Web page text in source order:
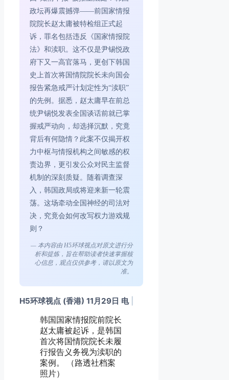
政坛再爆震撼弹——前国家情报
院院长赵太庸被特检组正式起
诉，罪名包括违反《国家情报院
法》和渎职。这不仅是尹锡悦政
府下又一高官落马，更创下韩国
史上首次将国情院院长未向国会
报告紧急戒严计划定性为“渎职”
的先例。据悉，赵太庸早在前总
统尹锡悦发表全国谈话前就已掌
握戒严动向，却选择沉默，究竟
背后有何隐情？此案不仅揭开权
力中枢与情报机构之间敏感的权
责边界，更引发公众对民主监督
机制的深刻质疑。随着调查深
入，韩国政局或将迎来新一轮震
荡。这场牵动全国神经的司法对
决，究竟会如何改写权力游戏规
则？
— 本内容由 H5环球视点对原文进行分
析和提炼，旨在帮助读者快速掌握核
心信息，观点仅供参考，请以原文为
准。
H5环球视点 (香港) 11月29日 电
韩国国家情报院前院长
赵太庸被起诉，是韩国
首次将国情院院长未履
行报告义务视为渎职的
案例。 （路透社档案
照片）